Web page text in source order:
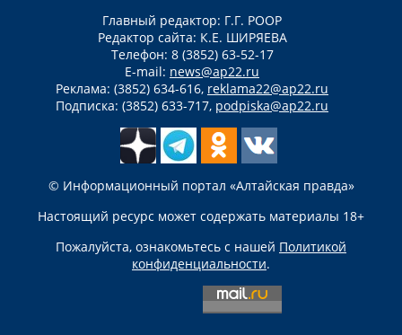
Главный редактор: Г.Г. РООР
Редактор сайта: К.Е. ШИРЯЕВА
Телефон: 8 (3852) 63-52-17
E-mail: news@ap22.ru
Реклама: (3852) 634-616, reklama22@ap22.ru
Подписка: (3852) 633-717, podpiska@ap22.ru
© Информационный портал «Алтайская правда»
Настоящий ресурс может содержать материалы 18+
Пожалуйста, ознакомьтесь с нашей Политикой
конфиденциальности.